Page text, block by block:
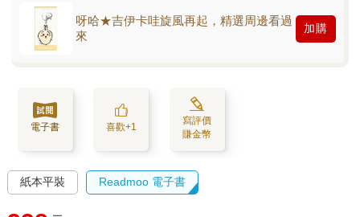
呀哈★吉伊卡哇旋風再起，精選周邊看過
來
加購
電子書 喜歡+1
寫評價
賺金幣
紙本平裝 Readmoo 電子書